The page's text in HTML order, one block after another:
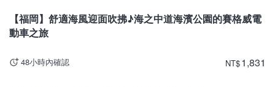
【福岡】舒適海風迎面吹拂♪海之中道海濱公園的賽格威電
動車之旅
48小時內確認 NT$1,831